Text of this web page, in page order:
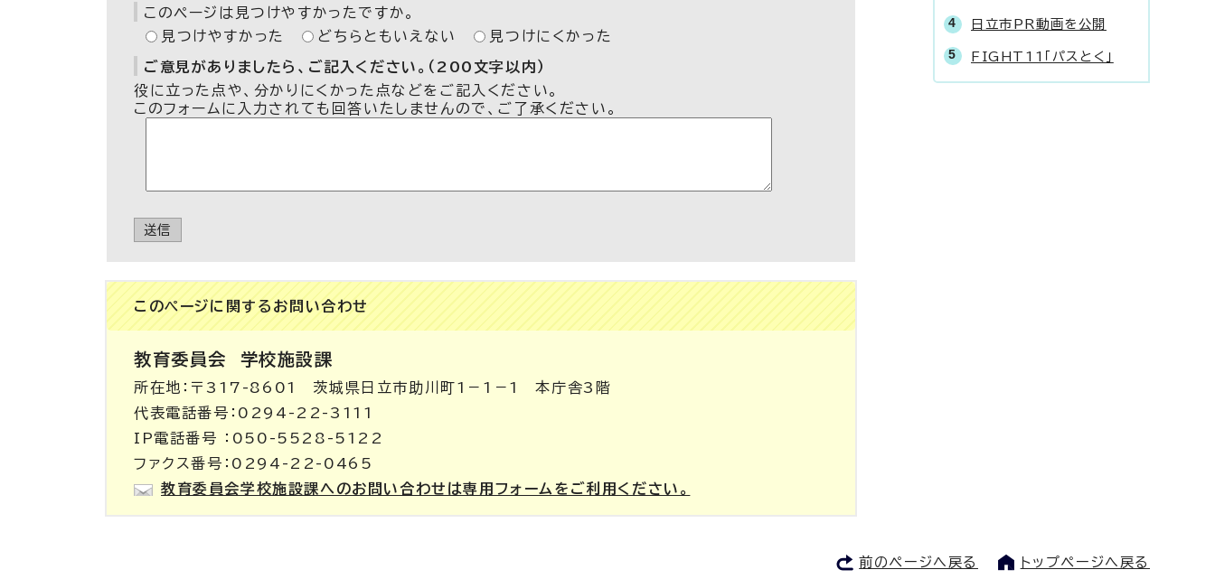
このページは見つけやすかったですか。
見つけやすかった
どちらともいえない 見つけにくかった
ご意見がありましたら、ご記入ください。（200文字以内）
役に立った点や、分かりにくかった点などをご記入ください。
このフォームに入力されても回答いたしませんので、ご了承ください。
送信
このページに関する お問い合わせ
教育委員会 学校施設課
所在地：〒317-8601 茨城県日立市助川町1－1－1 本庁舎3階
代表電話番号：0294-22-3111
IP電話番号 ：050-5528-5122
ファクス番号：0294-22-0465
教育委員会学校施設課へのお問い合わせは専用フォームをご利用ください。
日立市PR動画を公開
FIGHT11「パスとく」
前のページへ戻る トップページへ戻る